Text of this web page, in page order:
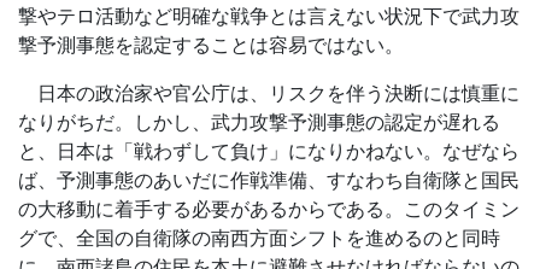
撃やテロ活動など明確な戦争とは言えない状況下で武力攻
撃予測事態を認定することは容易ではない。
日本の政治家や官公庁は、リスクを伴う決断には慎重に
なりがちだ。しかし、武力攻撃予測事態の認定が遅れる
と、日本は「戦わずして負け」になりかねない。なぜなら
ば、予測事態のあいだに作戦準備、すなわち自衛隊と国民
の大移動に着手する必要があるからである。このタイミン
グで、全国の自衛隊の南西方面シフトを進めるのと同時